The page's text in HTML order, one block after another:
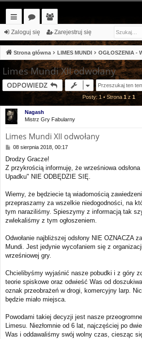
ię
ce
j…
or
a
ży
tk
o
w
ni
cy
Zaloguj się Zarejestruj się
Strona główna LIMES MUNDI OGŁOSZENIA -
Limes Mundi XII odwołany
ODPOWIEDZ
Posty: 1 • Strona 1z 1
Nagash
Mistrz Gry Fabularny
Limes Mundi XII odwołany
P
s
t
08 sierpnia 2018, 00:17
Drodzy Gracze!
Z przykrością informuję, że wrześniowa
Upadku" NIE ODBĘDZIE SIĘ.
Wiemy, że będziecie tą wiadomością
przepraszamy za wszelkie niedogodności, na
tym naraziliśmy. Spieszymy z informacją tak
zwlekaliśmy z tym ogłoszeniem.
Odwołanie najbliższej odsłony NIE OZNACZA
Mundi. Jest jedynie wycofaniem się z
wrześniowej gry.
Chcielibyśmy wyjaśnić nasze pobudki i z góry
teorie spiskowe oraz odwieść Was od
oznak przeobrażeń w drogi, komercyjny larp.
będzie miało miejsca.
Powodami takiej decyzji jest nasze
Limesu. Niezłomnie od 6 lat, najczęściej po
Was i oddawaliśmy swój wolny czas, ciesząc